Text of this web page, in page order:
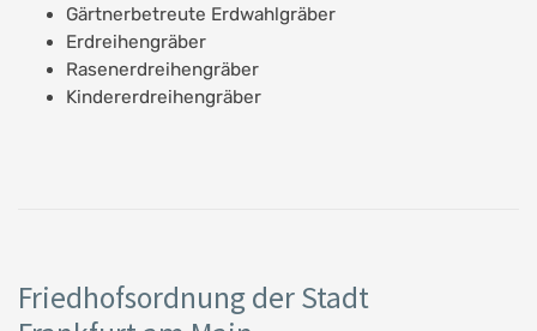
Gärtnerbetreute Erdwahlgräber
Erdreihengräber
Rasenerdreihengräber
Kindererdreihengräber
Friedhofsordnung der Stadt